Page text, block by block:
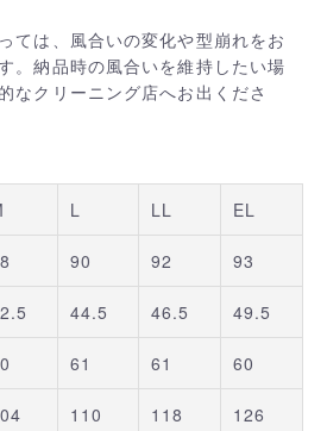
ては、風合いの変化や型崩れをお
。納品時の風合いを維持したい場
なクリーニング店へお出くださ
L LL EL
90 92 93
44.5 46.5 49.5
61 61 60
110 118 126